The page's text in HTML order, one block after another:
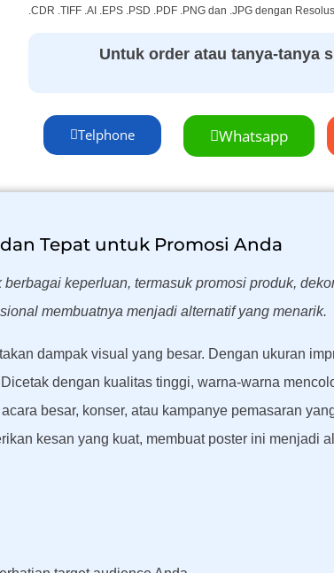
.CDR .TIFF .AI .EPS .PSD .PDF .PNG dan .JPG dengan
Untuk order atau tanya-tanya
Telphone Whatsapp
Tepat untuk Promosi Anda
keperluan, termasuk promosi produk,
membuatnya menjadi alternatif yang menarik.
dampak visual yang besar. Dengan ukuran
dengan kualitas tinggi, warna-warna
besar, konser, atau kampanye pemasaran
kesan yang kuat, membuat poster ini menjadi